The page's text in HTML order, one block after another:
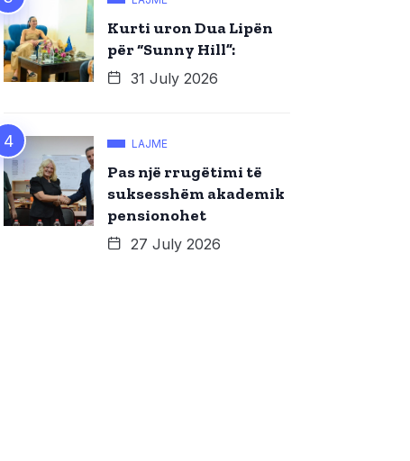
Kurti uron Dua Lipën
për “Sunny Hill”:
31 July 2026
LAJME
Pas një rrugëtimi të
suksesshëm akademik
pensionohet
27 July 2026